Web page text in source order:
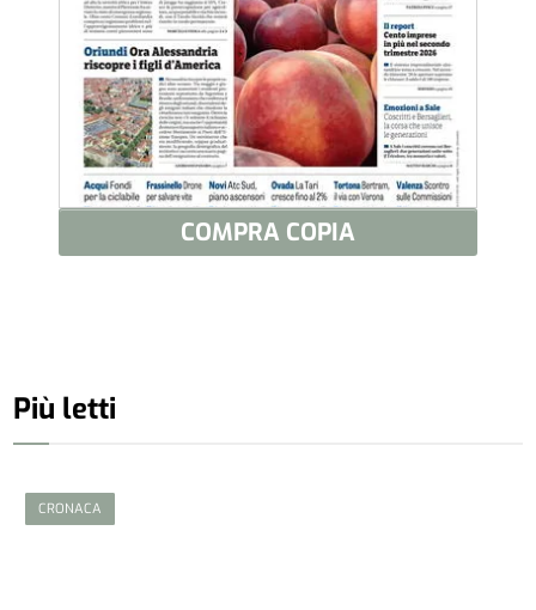
COMPRA COPIA
Più letti
CRONACA